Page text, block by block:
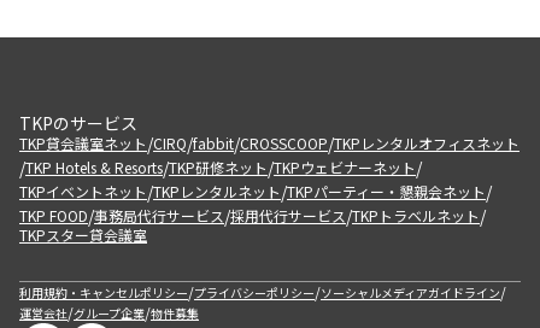
TKPのサービス
TKP貸会議室ネット/CIRQ/fabbit/CROSSCOOP/TKPレンタルオフィスネット
/TKP Hotels & Resorts/TKP研修ネット/TKPウェビナーネット/
TKPイベントネット/TKPレンタルネット/TKPパーティー・懇親会ネット/
TKP FOOD/事務局代行サービス/採用代行サービス/TKPトラベルネット/
TKPスター貸会議室
利用規約・キャンセルポリシー/プライバシーポリシー/ソーシャルメディアガイドライン/
運営会社/グループ企業/物件募集